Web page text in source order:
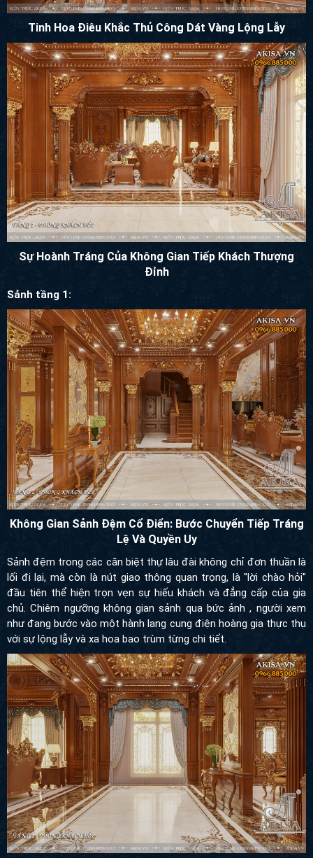
Sự Hoành Tráng Của Không Gian Tiếp Khách Thượng
Đỉnh
Sảnh tầng 1:
Không Gian Sảnh Đệm Cổ Điển: Bước Chuyển Tiếp Tráng
Lệ Và Quyền Uy
Sảnh đệm trong các căn biệt thự lâu đài không chỉ đơn thuần là
lối đi lại, mà còn là nút giao thông quan trọng, là "lời chào hỏi"
đầu tiên thể hiện trọn vẹn sự hiếu khách và đẳng cấp của gia chủ.
Chiêm ngưỡng không gian sảnh qua bức ảnh , người xem như
đang bước vào một hành lang cung điện hoàng gia thực thụ với
sự lộng lẫy và xa hoa bao trùm từng chi tiết.
Phòng bếp ăn: